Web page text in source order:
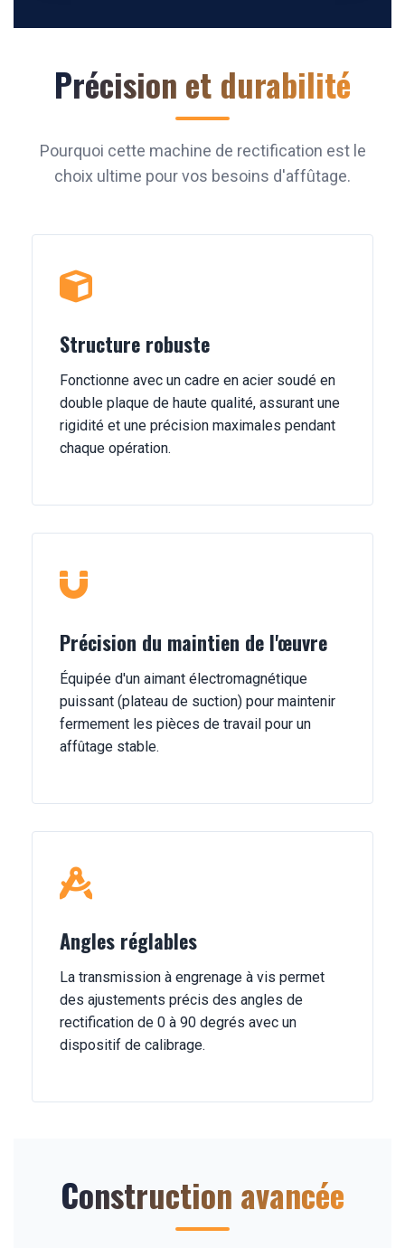
Précision et durabilité
Pourquoi cette machine de rectification est le
choix ultime pour vos besoins d'affûtage.
Structure robuste
Fonctionne avec un cadre en acier soudé en
double plaque de haute qualité, assurant une
rigidité et une précision maximales pendant
chaque opération.
Précision du maintien de l'œuvre
Équipée d'un aimant électromagnétique
puissant (plateau de suction) pour maintenir
fermement les pièces de travail pour un
affûtage stable.
Angles réglables
La transmission à engrenage à vis permet
des ajustements précis des angles de
rectification de 0 à 90 degrés avec un
dispositif de calibrage.
Construction avancée